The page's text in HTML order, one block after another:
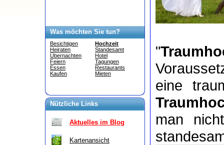
Was möchten Sie tun?
Besichtigen
Heiraten
Übernachten
Feiern
Essen
Kaufen
Hochzeit
Standesamt
Hotel
Tagungen
Restaurants
Mieten
Nützliche Links
Aktuelles im Blog
Kartenansicht
"
eine
man